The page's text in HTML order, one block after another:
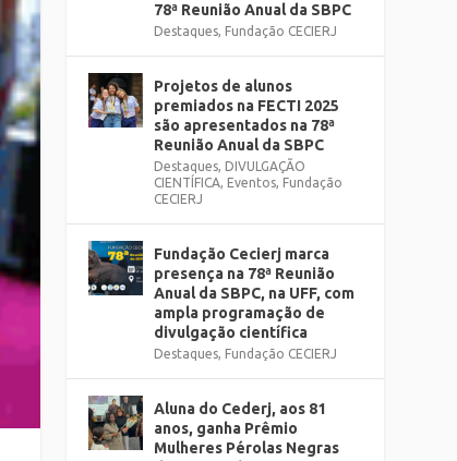
78ª Reunião Anual da SBPC
Destaques, Fundação CECIERJ
Projetos de alunos
premiados na FECTI 2025
são apresentados na 78ª
Reunião Anual da SBPC
Destaques, DIVULGAÇÃO
CIENTÍFICA, Eventos, Fundação
CECIERJ
Fundação Cecierj marca
presença na 78ª Reunião
Anual da SBPC, na UFF, com
ampla programação de
divulgação científica
Destaques, Fundação CECIERJ
Aluna do Cederj, aos 81
anos, ganha Prêmio
Mulheres Pérolas Negras